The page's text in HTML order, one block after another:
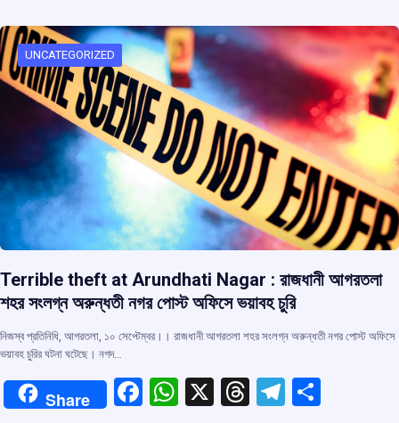
o
o
k
A
p
p
d
s
a
m
UNCATEGORIZED
Terrible theft at Arundhati Nagar : রাজধানী আগরতলা
শহর সংলগ্ন অরুন্ধতী নগর পোস্ট অফিসে ভয়াবহ চুরি
নিজস্ব প্রতিনিধি, আগরতলা, ১০ সেপ্টেম্বর।। রাজধানী আগরতলা শহর সংলগ্ন অরুন্ধতী নগর পোস্ট অফিসে
ভয়াবহ চুরির ঘটনা ঘটেছে। নগদ…
Share
F
W
X
T
T